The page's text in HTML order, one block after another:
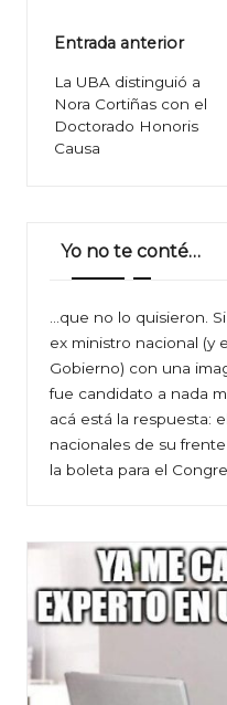
Navegación
de
entradas
Entrada anterior
La UBA distinguió a
Nora Cortiñas con el
Doctorado Honoris
Causa
Yo no te conté…
…que no lo quisieron.
ex ministro nacional (y
Gobierno) con una
fue candidato a nada
acá está la respuesta:
nacionales de su
la boleta para el